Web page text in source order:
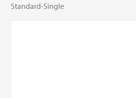
Standard-Single